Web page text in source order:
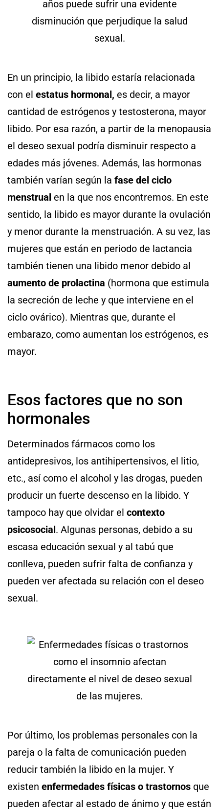
En un principio, la libido estaría relacionada
con el estatus hormonal, es decir, a mayor
cantidad de estrógenos y testosterona, mayor
libido. Por esa razón, a partir de la menopausia
el deseo sexual podría disminuir respecto a
edades más jóvenes. Además, las hormonas
también varían según la fase del ciclo
menstrual en la que nos encontremos. En este
sentido, la libido es mayor durante la ovulación
y menor durante la menstruación. A su vez, las
mujeres que están en periodo de lactancia
también tienen una libido menor debido al
aumento de prolactina (hormona que estimula
la secreción de leche y que interviene en el
ciclo ovárico). Mientras que, durante el
embarazo, como aumentan los estrógenos, es
mayor.
Esos factores que no son
hormonales
Determinados fármacos como los
antidepresivos, los antihipertensivos, el litio,
etc., así como el alcohol y las drogas, pueden
producir un fuerte descenso en la libido. Y
tampoco hay que olvidar el contexto
psicosocial. Algunas personas, debido a su
escasa educación sexual y al tabú que
conlleva, pueden sufrir falta de confianza y
pueden ver afectada su relación con el deseo
sexual.
Por último, los problemas personales con la
pareja o la falta de comunicación pueden
reducir también la libido en la mujer. Y
existen enfermedades físicas o trastornos que
pueden afectar al estado de ánimo y que están